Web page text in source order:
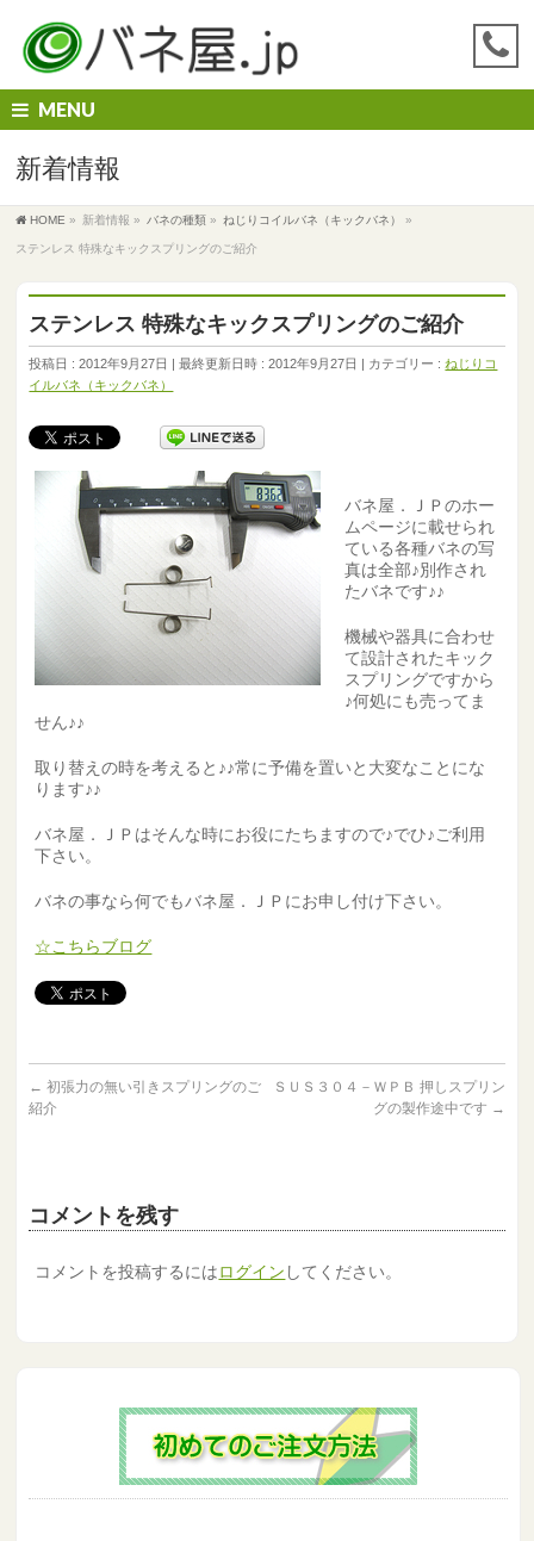
MENU
新着情報
HOME » 新着情報 » バネの種類 » ねじりコイルバネ（キックバネ） »
ステンレス 特殊なキックスプリングのご紹介
ステンレス 特殊なキックスプリングのご紹介
投稿日 : 2012年9月27日 最終更新日時 : 2012年9月27日 カテゴリー :ねじりコ
イルバネ（キックバネ）
バネ屋．ＪＰのホー
ムページに載せられ
ている各種バネの写
真は全部♪別作され
たバネです♪♪
機械や器具に合わせ
て設計されたキック
スプリングですから
♪何処にも売ってま
せん♪♪
取り替えの時を考えると♪♪常に予備を置いと大変なことにな
ります♪♪
バネ屋．ＪＰはそんな時にお役にたちますので♪でひ♪ご利用
下さい。
バネの事なら何でもバネ屋．ＪＰにお申し付け下さい。
☆こちらブログ
← 初張力の無い引きスプリングのご
紹介
ＳＵＳ３０４－ＷＰＢ 押しスプリン
グの製作途中です →
コメントを残す
コメントを投稿するにはログイン してください。